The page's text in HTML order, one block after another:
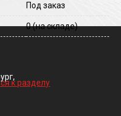
Под заказ
0(на складе)
к разделу